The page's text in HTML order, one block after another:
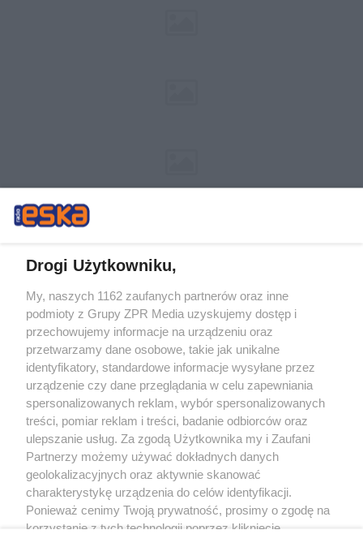
Żaden utwór zamieszczony w serwisie nie może być powielany i
rozpowszechniany lub dalej rozpowszechniany w jakikolwiek sposób (w
tym także elektroniczny lub mechaniczny) na jakimkolwiek polu
eksploatacji w jakiejkolwiek formie, włącznie z umieszczaniem w Internecie
bez pisemnej zgody właściciela praw. Jakiekolwiek użycie lub
wykorzystanie utworów w całości lub w części z naruszeniem prawa, tzn.
bez właściwej zgody, jest zabronione pod groźbą kary i może być ścigane
prawnie.
O nas
Drogi Użytkowniku,
My, naszych 1162 zaufanych partnerów oraz inne
podmioty z Grupy ZPR Media uzyskujemy dostęp i
przechowujemy informacje na urządzeniu oraz
przetwarzamy dane osobowe, takie jak unikalne
identyfikatory, standardowe informacje wysyłane przez
urządzenie czy dane przeglądania w celu zapewniania
spersonalizowanych reklam, wybór spersonalizowanych
treści, pomiar reklam i treści, badanie odbiorców oraz
ulepszanie usług. Za zgodą Użytkownika my i Zaufani
Partnerzy możemy używać dokładnych danych
geolokalizacyjnych oraz aktywnie skanować
charakterystykę urządzenia do celów identyfikacji.
Ponieważ cenimy Twoją prywatność, prosimy o zgodę na
korzystanie z tych technologii poprzez kliknięcie